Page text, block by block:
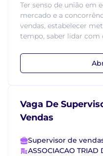
Ter senso de união em
mercado e a
vendas, estabelecer
tempo, saber lidar com
Vaga De
Vendas
Supervisor de
ASSOCIACAO TRIAD